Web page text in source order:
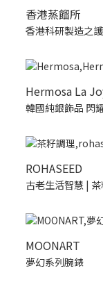
香港蒸餾所
香港科研製造之
Hermosa La
韓國純銀飾品 閃
ROHASEED
古老生活智慧 |
MOONART
夢幻系列腕錶